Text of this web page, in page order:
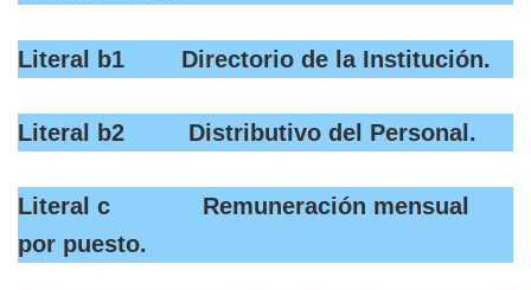
Literal b1 Directorio de la Institución.
Literal b2 Distributivo del Personal.
Literal c Remuneración mensual
por puesto.